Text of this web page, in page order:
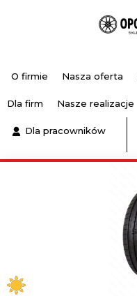
O firmie Nasza oferta
Dla firm Nasze realizacje
Dla pracowników